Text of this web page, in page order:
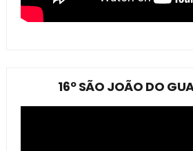
16º SÃO JOÃO DO